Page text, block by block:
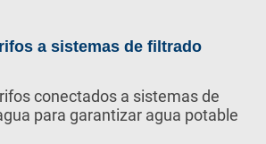
a sistemas de filtrado
conectados a sistemas de
para garantizar agua potable